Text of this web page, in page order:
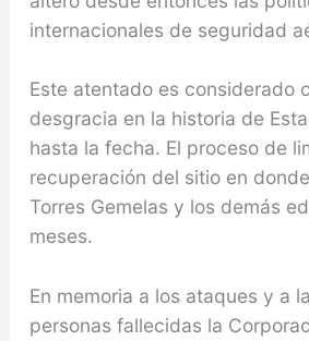
internacionales de seguridad
Este atentado es considerado
desgracia en la historia de
hasta la fecha. El proceso de
recuperación del sitio en
Torres Gemelas y los demás
meses.
En memoria a los ataques y a
personas fallecidas la